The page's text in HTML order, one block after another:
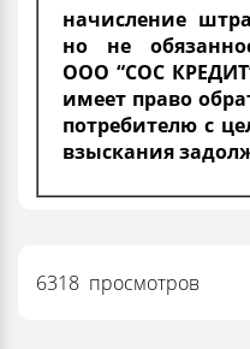
начисление
но не
ООО “СОС
имеет право
потребителю с
взыскания
6318 просмотров